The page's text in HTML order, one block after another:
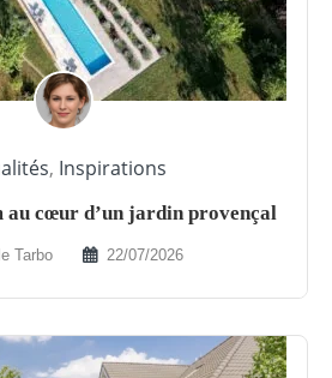
, Inspirations
au cœur d’un jardin provençal
Tarbo 22/07/2026